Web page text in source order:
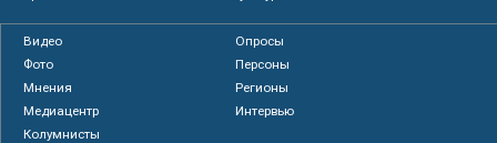
Видео
Опросы
Фото
Персоны
Мнения
Регионы
Медиацентр
Интервью
Колумнисты